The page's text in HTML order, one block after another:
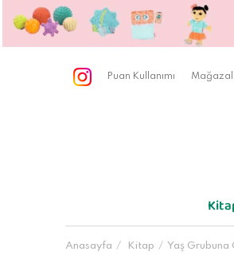
Puan Kullanımı
Anasayfa Kitap Yaş Grubuna